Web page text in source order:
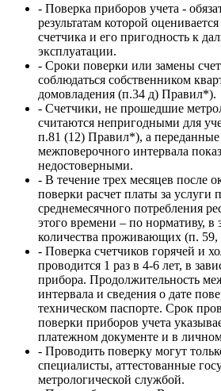
- Поверка приборов учета -
результатам которой
счетчика и его пригодность к
эксплуатации.
- Сроки поверки или замены
соблюдаться собственником
домовладения (п.34 д) Правил*).
- Счетчики, не прошедшие
считаются непригодными для
п.81 (12) Правил*), а
межповерочного интервала
недостоверными.
- В течение трех месяцев после
поверки расчет платы за услуги
среднемесячного потребления
этого времени – по нормативу, в
количества проживающих (п.
- Поверка счетчиков горячей и
проводится 1 раз в 4-6 лет, в
прибора. Продолжительность
интервала и сведения о дате
техническом паспорте. Срок
поверки приборов учета
платежном документе и в
- Проводить поверку могут
специалисты, аттестованные
метрологической службой.